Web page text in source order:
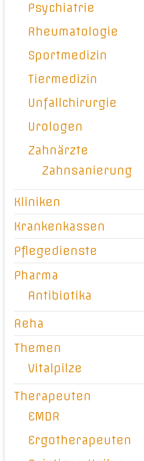
Psychiatrie
Rheumatologie
Sportmedizin
Tiermedizin
Unfallchirurgie
Urologen
Zahnärzte
Zahnsanierung
Kliniken
Krankenkassen
Pflegedienste
Pharma
Antibiotika
Reha
Themen
Vitalpilze
Therapeuten
EMDR
Ergotherapeuten